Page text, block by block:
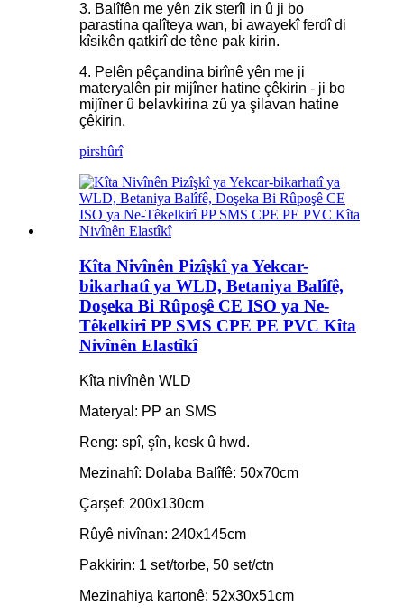
3. Balîfên me yên zik sterîl in û ji bo
parastina qalîteya wan, bi awayekî ferdî di
kîsikên qatkirî de têne pak kirin.
4. Pelên pêçandina birînê yên me ji
materyalên pir mijîner hatine çêkirin - ji bo
mijîner û belavkirina zû ya şilavan hatine
çêkirin.
pirshûrî
Kîta Nivînên Pizîşkî ya Yekcar-
bikarhatî ya WLD, Betaniya Balîfê,
Doşeka Bi Rûpoşê CE ISO ya Ne-
Têkelkirî PP SMS CPE PE PVC Kîta
Nivînên Elastîkî
Kîta nivînên WLD
Materyal: PP an SMS
Reng: spî, şîn, kesk û hwd.
Mezinahî: Dolaba Balîfê: 50x70cm
Çarşef: 200x130cm
Rûyê nivînan: 240x145cm
Pakkirin: 1 set/torbe, 50 set/ctn
Mezinahiya kartonê: 52x30x51cm